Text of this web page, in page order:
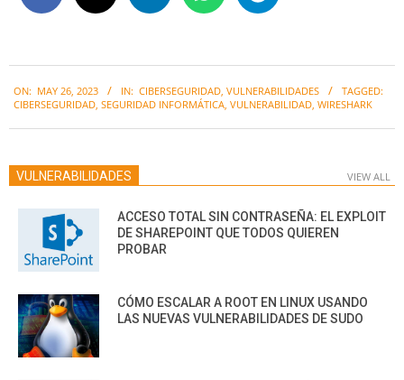
05-
ON: MAY 26, 2023 IN: CIBERSEGURIDAD VULNERABILIDADES
TAGGED:
CIBERSEGURIDAD SEGURIDAD INFORMÁTICA VULNERABILIDAD WIRESHARK
VULNERABILIDADES VIEW ALL
ACCESO TOTAL SIN CONTRASEÑA: EL EXPLOIT
DE SHAREPOINT QUE TODOS QUIEREN
PROBAR
CÓMO ESCALAR A ROOT EN LINUX USANDO
LAS NUEVAS VULNERABILIDADES DE SUDO